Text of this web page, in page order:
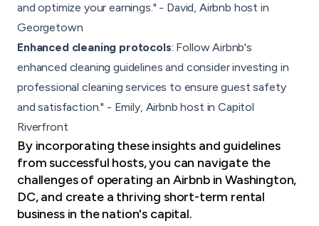
and optimize your earnings." - David, Airbnb host in
Georgetown
Enhanced cleaning protocols: Follow Airbnb's
enhanced cleaning guidelines and consider investing in
professional cleaning services to ensure guest safety
and satisfaction." - Emily, Airbnb host in Capitol
Riverfront
By incorporating these insights and guidelines
from successful hosts, you can navigate the
challenges of operating an Airbnb in Washington,
DC, and create a thriving short-term rental
business in the nation's capital.